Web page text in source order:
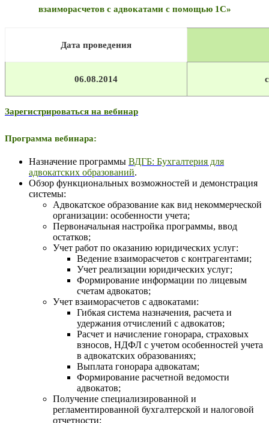
взаиморасчетов с адвокатами с помощью 1С»
Дата проведения
06.08.2014
Зарегистрироваться на вебинар
Программа вебинара:
Назначение программы ВДГБ: Бухгалтерия для
адвокатских образований.
Обзор функциональных возможностей и демонстрация
системы:
Адвокатское образование как вид некоммерческой
организации: особенности учета;
Первоначальная настройка программы, ввод
остатков;
Учет работ по оказанию юридических услуг:
Ведение взаиморасчетов с контрагентами;
Учет реализации юридических услуг;
Формирование информации по лицевым
счетам адвокатов;
Учет взаиморасчетов с адвокатами:
Гибкая система назначения, расчета и
удержания отчислений с адвокатов;
Расчет и начисление гонорара, страховых
взносов, НДФЛ с учетом особенностей учета
в адвокатских образованиях;
Выплата гонорара адвокатам;
Формирование расчетной ведомости
адвокатов;
Получение специализированной и
регламентированной бухгалтерской и налоговой
отчетности;